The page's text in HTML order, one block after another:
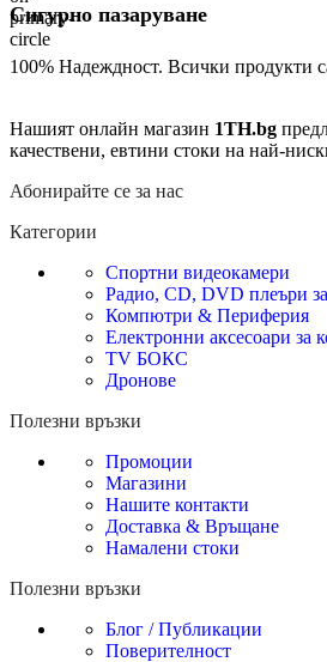
Сигурно пазаруване
100% Надеждност. Всички продукти
Нашият онлайн магазин 1TH.bg
качествени, евтини стоки на най-
Абонирайте се за нас
Категории
Спортни видеокамери
Радио, CD, DVD плеъри
Компютри & Периферия
Електронни аксесоари за
TV БОКС
Дронове
Полезни връзки
Промоции
Магазини
Нашите контакти
Доставка & Връщане
Намалени стоки
Полезни връзки
Блог / Публикации
Поверителност